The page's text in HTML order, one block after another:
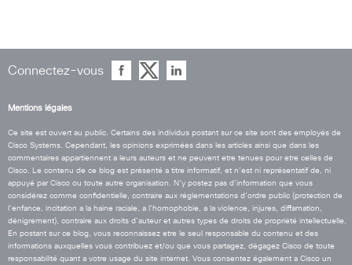
Connectez-vous
Mentions légales
Ce site est ouvert au public. Certains des individus postant sur ce site sont des employés de
Cisco Systems. Cependant, les opinions exprimées dans les articles ainsi que dans les
commentaires appartiennent a leurs auteurs et ne peuvent etre tenues pour etre celles de
Cisco. Le contenu de ce blog est présenté a titre informatif, et n’est ni représentatif de, ni
appuyé par Cisco ou toute autre organisation. N’y postez pas d’information que vous
considérez comme confidentielle, contraire aux réglementations d’ordre public (protection de
l’enfance, incitation a la haine raciale, a l’homophobie, a la violence, injures, diffamation,
dénigrement), contraire aux droits d’auteur et autres types de droits de propriété intellectuelle.
En postant sur ce blog, vous reconnaissez etre le seul responsable du contenu et des
informations auxquelles vous contribuez et/ou que vous partagez, dégagez Cisco de toute
responsabilité quant a votre usage du site internet. Vous consentez également a Cisco un